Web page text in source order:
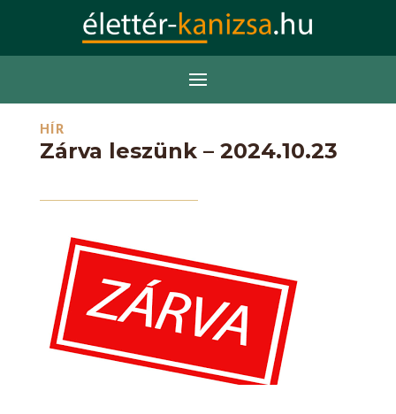
HÍR
Zárva leszünk – 2024.10.23